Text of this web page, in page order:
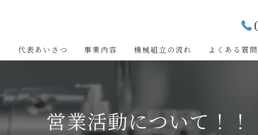
代表あいさつ 事業内容 機械組立の流れ よくある質問
営業活動について！！